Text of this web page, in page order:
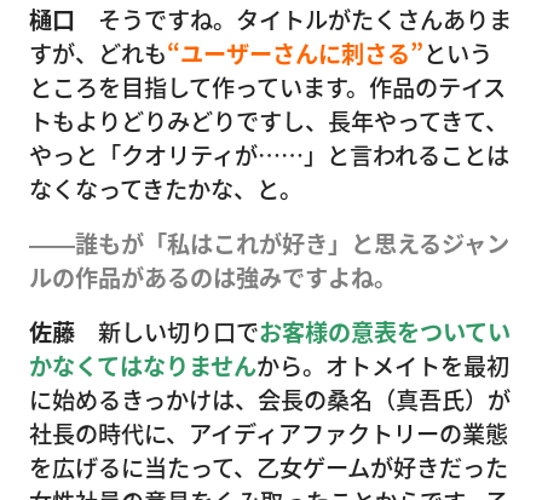
樋口 そうですね。タイトルがたくさんありま
すが、どれも“ユーザーさんに刺さる”という
ところを目指して作っています。作品のテイス
トもよりどりみどりですし、長年やってきて、
やっと「クオリティが……」と言われることは
なくなってきたかな、と。
――誰もが「私はこれが好き」と思えるジャン
ルの作品があるのは強みですよね。
佐藤 新しい切り口でお客様の意表をついてい
かなくてはなりませんから。オトメイトを最初
に始めるきっかけは、会長の桑名（真吾氏）が
社長の時代に、アイディアファクトリーの業態
を広げるに当たって、乙女ゲームが好きだった